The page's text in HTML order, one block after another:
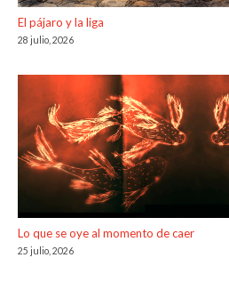
El pájaro y la liga
28 julio, 2026
Lo que se oye al momento de caer
25 julio, 2026